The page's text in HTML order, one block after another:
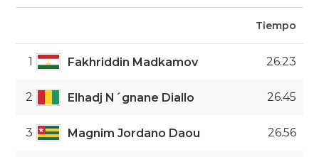
Tiempo
1 Fakhriddin Madkamov 26.23
2 Elhadj N´gnane Diallo 26.45
3 Magnim Jordano Daou 26.56